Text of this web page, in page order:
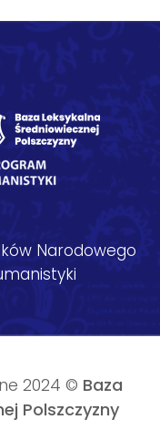
Narodowego
2024 © Baza
Polszczyzny